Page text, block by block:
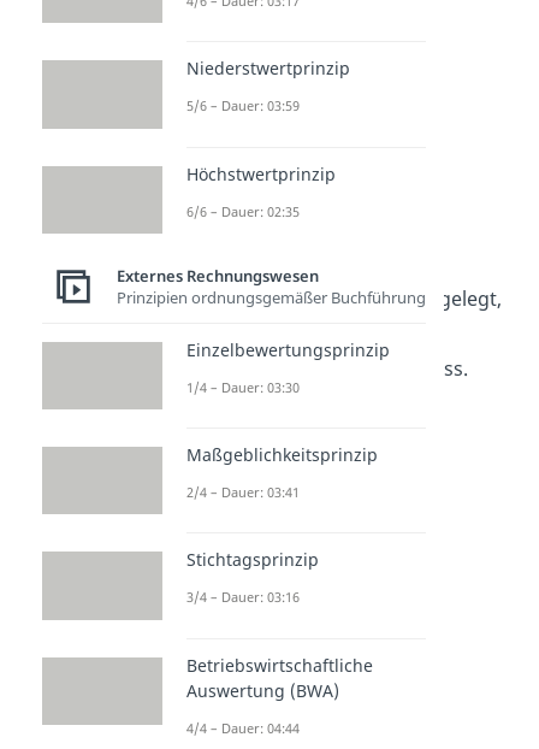
In§ 284 Abs. 3 HGBwird festgelegt,
Anlagenspiegel enthalten muss.
Dazu zählen:
Die (historischen)
Anschaffungskosten
Herstellungskosten
Zugänge
Umbuchungen
Zuschreibungen
sowie die (kumulierten)
Niederstwertprinzip
5/6 – Dauer: 03:59
Höchstwertprinzip
6/6 – Dauer: 02:35
Externes Rechnungswesen
Prinzipien ordnungsgemäßer Buchführung
Einzelbewertungsprinzip
1/4 – Dauer: 03:30
Maßgeblichkeitsprinzip
2/4 – Dauer: 03:41
Stichtagsprinzip
3/4 – Dauer: 03:16
Betriebswirtschaftliche
Auswertung (BWA)
4/4 – Dauer: 04:44